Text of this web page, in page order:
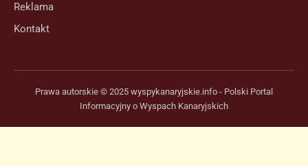
Reklama
Kontakt
Prawa autorskie © 2025 wyspykanaryjskie.info - Polski Portal
Informacyjny o Wyspach Kanaryjskich